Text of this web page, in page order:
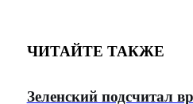
ЧИТАЙТЕ ТАКЖЕ
Зеленский подсчитал